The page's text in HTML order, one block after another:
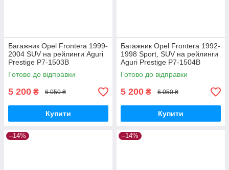
Багажник Opel Frontera 1999-
2004 SUV на рейлинги Aguri
Prestige P7-1503B
Готово до відправки
5 200 ₴ 6 050 ₴
Купити
Багажник Opel Frontera 1992-
1998 Sport, SUV на рейлинги
Aguri Prestige P7-1504B
Готово до відправки
5 200 ₴ 6 050 ₴
Купити
–14% –14%